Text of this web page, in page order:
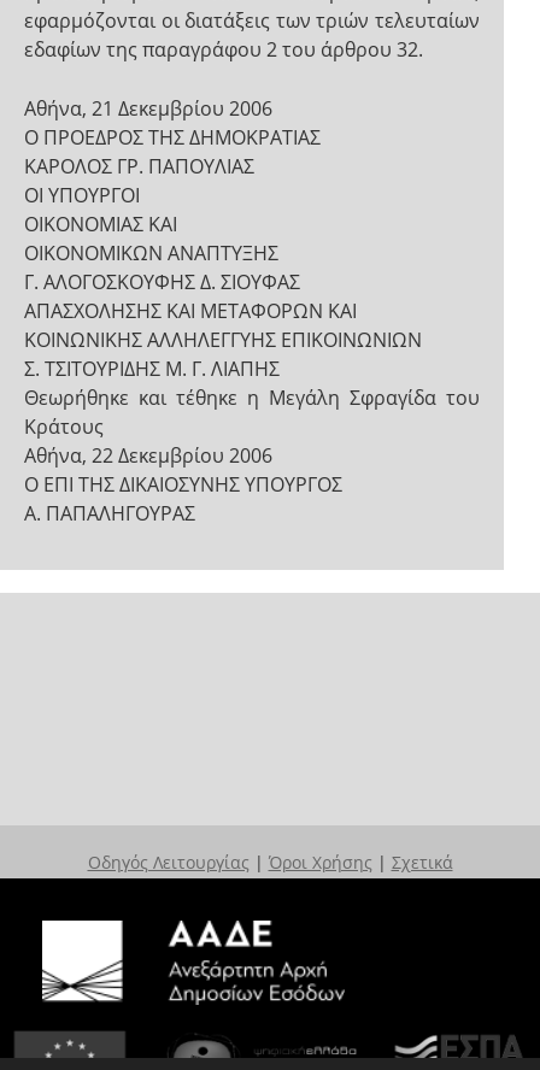
εφαρμόζονται οι διατάξεις των τριών τελευταίων
εδαφίων της παραγράφου 2 του άρθρου 32.
Αθήνα, 21 Δεκεμβρίου 2006
Ο ΠΡΟΕΔΡΟΣ ΤΗΣ ΔΗΜΟΚΡΑΤΙΑΣ
ΚΑΡΟΛΟΣ ΓΡ. ΠΑΠΟΥΛΙΑΣ
ΟΙ ΥΠΟΥΡΓΟΙ
ΟΙΚΟΝΟΜΙΑΣ ΚΑΙ
ΟΙΚΟΝΟΜΙΚΩΝ ΑΝΑΠΤΥΞΗΣ
Γ. ΑΛΟΓΟΣΚΟΥΦΗΣ Δ. ΣΙΟΥΦΑΣ
ΑΠΑΣΧΟΛΗΣΗΣ ΚΑΙ ΜΕΤΑΦΟΡΩΝ ΚΑΙ
ΚΟΙΝΩΝΙΚΗΣ ΑΛΛΗΛΕΓΓΥΗΣ ΕΠΙΚΟΙΝΩΝΙΩΝ
Σ. ΤΣΙΤΟΥΡΙΔΗΣ Μ. Γ. ΛΙΑΠΗΣ
Θεωρήθηκε και τέθηκε η Μεγάλη Σφραγίδα του
Κράτους
Αθήνα, 22 Δεκεμβρίου 2006
Ο ΕΠΙ ΤΗΣ ΔΙΚΑΙΟΣΥΝΗΣ ΥΠΟΥΡΓΟΣ
Α. ΠΑΠΑΛΗΓΟΥΡΑΣ
Οδηγός Λειτουργίας | Όροι Χρήσης | Σχετικά